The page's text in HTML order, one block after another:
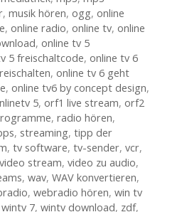
, musik hören, ogg, online
, online radio, online tv, online
, online tv 5
5 freischaltcode, online tv 6
, online tv 6 geht
, online tv6 by concept design,
5, orf1 live stream, orf2
, radio hören,
, streaming, tipp der
, tv software, tv-sender, vcr,
video stream, video zu audio,
, wav, WAV konvertieren,
, webradio hören, win tv
wintv 7, wintv download, zdf,